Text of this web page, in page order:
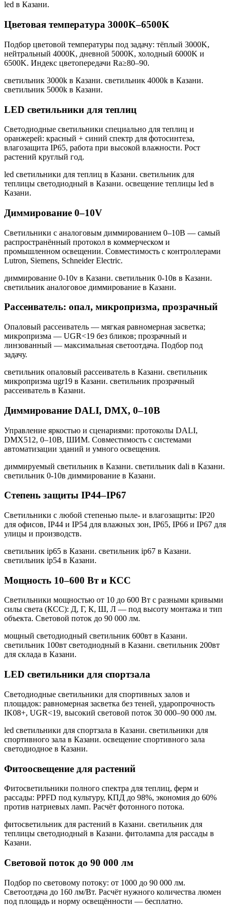
led в Казани.
Цветовая температура 3000K–6500K
Подбор цветовой температуры под задачу: тёплый 3000K,
нейтральный 4000K, дневной 5000K, холодный 6000K и
6500K. Индекс цветопередачи Ra≥80–90.
светильник 3000k в Казани. светильник 4000k в Казани.
светильник 5000k в Казани.
LED светильники для теплиц
Светодиодные светильники специально для теплиц и
оранжерей: красный + синий спектр для фотосинтеза,
влагозащита IP65, работа при высокой влажности. Рост
растений круглый год.
led светильники для теплиц в Казани. светильник для
теплицы светодиодный в Казани. освещение теплицы led в
Казани.
Диммирование 0–10V
Светильники с аналоговым диммированием 0–10В — самый
распространённый протокол в коммерческом и
промышленном освещении. Совместимость с контроллерами
Lutron, Siemens, Schneider Electric.
диммирование 0-10v в Казани. светильник 0-10в в Казани.
светильник аналоговое диммирование в Казани.
Рассеиватель: опал, микропризма, прозрачный
Опаловый рассеиватель — мягкая равномерная засветка;
микропризма — UGR<19 без бликов; прозрачный и
линзованный — максимальная светоотдача. Подбор под
задачу.
светильник опаловый рассеиватель в Казани. светильник
микропризма ugr19 в Казани. светильник прозрачный
рассеиватель в Казани.
Диммирование DALI, DMX, 0–10В
Управление яркостью и сценариями: протоколы DALI,
DMX512, 0–10В, ШИМ. Совместимость с системами
автоматизации зданий и умного освещения.
диммируемый светильник в Казани. светильник dali в Казани.
светильник 0-10в диммирование в Казани.
Степень защиты IP44–IP67
Светильники с любой степенью пыле- и влагозащиты: IP20
для офисов, IP44 и IP54 для влажных зон, IP65, IP66 и IP67 для
улицы и производств.
светильник ip65 в Казани. светильник ip67 в Казани.
светильник ip54 в Казани.
Мощность 10–600 Вт и КСС
Светильники мощностью от 10 до 600 Вт с разными кривыми
силы света (КСС): Д, Г, К, Ш, Л — под высоту монтажа и тип
объекта. Световой поток до 90 000 лм.
мощный светодиодный светильник 600вт в Казани.
светильник 100вт светодиодный в Казани. светильник 200вт
для склада в Казани.
LED светильники для спортзала
Светодиодные светильники для спортивных залов и
площадок: равномерная засветка без теней, ударопрочность
IK08+, UGR<19, высокий световой поток 30 000–90 000 лм.
led светильники для спортзала в Казани. светильники для
спортивного зала в Казани. освещение спортивного зала
светодиодное в Казани.
Фитоосвещение для растений
Фитосветильники полного спектра для теплиц, ферм и
рассады: PPFD под культуру, КПД до 98%, экономия до 60%
против натриевых ламп. Расчёт фотонного потока.
фитосветильник для растений в Казани. светильник для
теплицы светодиодный в Казани. фитолампа для рассады в
Казани.
Световой поток до 90 000 лм
Подбор по световому потоку: от 1000 до 90 000 лм.
Светоотдача до 160 лм/Вт. Расчёт нужного количества люмен
под площадь и норму освещённости — бесплатно.